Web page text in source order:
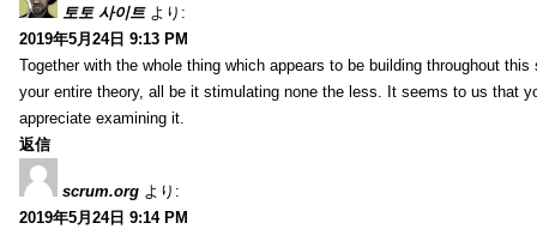
토토 사이트 より:
2019年5月24日 9:13 PM
Together with the whole thing which appears to be building throughout
your entire theory, all be it stimulating none the less. It seems to us that
appreciate examining it.
返信
scrum.org より:
2019年5月24日 9:14 PM